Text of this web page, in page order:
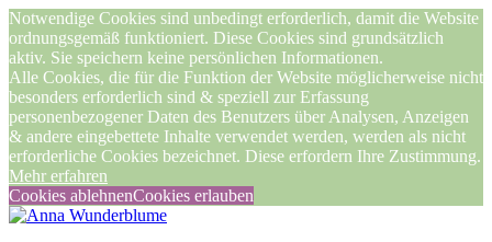
Notwendige Cookies sind unbedingt erforderlich, damit die Website
ordnungsgemäß funktioniert. Diese Cookies sind grundsätzlich
aktiv. Sie speichern keine persönlichen Informationen.
Alle Cookies, die für die Funktion der Website möglicherweise nicht
besonders erforderlich sind & speziell zur Erfassung
personenbezogener Daten des Benutzers über Analysen, Anzeigen
& andere eingebettete Inhalte verwendet werden, werden als nicht
erforderliche Cookies bezeichnet. Diese erfordern Ihre Zustimmung.
Mehr erfahren
Cookies ablehnenCookies erlauben